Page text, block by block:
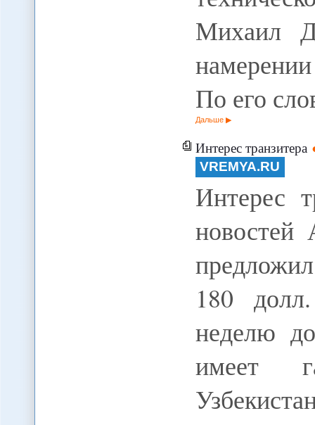
Михаил
По его
Дальше
Интерес транзитера
VREMYA.RU
Интерес
новостей
180
неделю
имеет